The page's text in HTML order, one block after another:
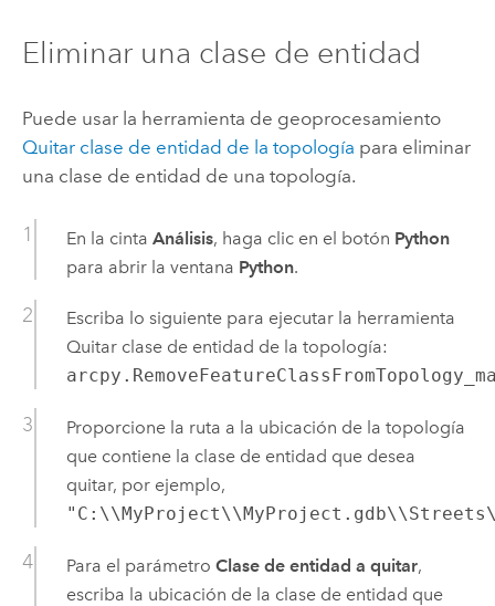
Eliminar una clase de entidad
Puede usar la herramienta de geoprocesamiento
Quitar clase de entidad de la topología para eliminar
una clase de entidad de una topología.
En la cinta Análisis, haga clic en el botón Python
para abrir la ventana Python.
Escriba lo siguiente para ejecutar la herramienta
Quitar clase de entidad de la topología:
Proporcione la ruta a la ubicación de la topología
que contiene la clase de entidad que desea
quitar, por ejemplo,
Para el parámetro Clase de entidad a quitar,
escriba la ubicación de la clase de entidad que